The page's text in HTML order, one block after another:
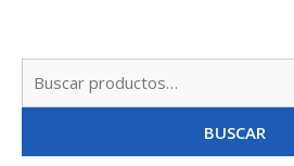
BUSCAR